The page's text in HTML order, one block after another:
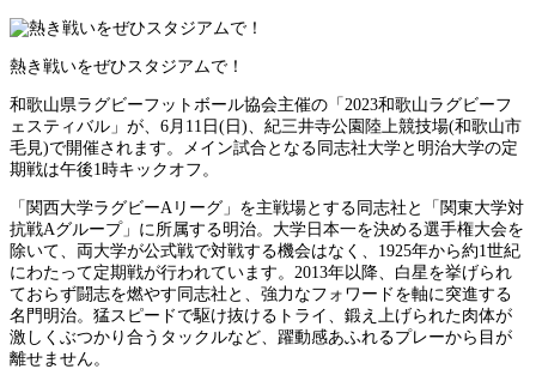
熱き戦いをぜひスタジアムで！
和歌山県ラグビーフットボール協会主催の「2023和歌山ラグビーフ
ェスティバル」が、6月11日(日)、紀三井寺公園陸上競技場(和歌山市
毛見)で開催されます。メイン試合となる同志社大学と明治大学の定
期戦は午後1時キックオフ。
「関西大学ラグビーAリーグ」を主戦場とする同志社と「関東大学対
抗戦Aグループ」に所属する明治。大学日本一を決める選手権大会を
除いて、両大学が公式戦で対戦する機会はなく、1925年から約1世紀
にわたって定期戦が行われています。2013年以降、白星を挙げられ
ておらず闘志を燃やす同志社と、強力なフォワードを軸に突進する
名門明治。猛スピードで駆け抜けるトライ、鍛え上げられた肉体が
激しくぶつかり合うタックルなど、躍動感あふれるプレーから目が
離せません。